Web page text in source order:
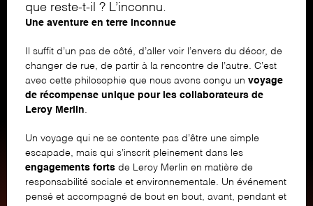
que reste-t-il ? L’inconnu.
Une aventure en terre inconnue
Il suffit d’un pas de côté, d’aller voir l’envers du décor, de
changer de rue, de partir à la rencontre de l’autre. C’est
avec cette philosophie que nous avons conçu un voyage
de récompense unique pour les collaborateurs de
Leroy Merlin.
Un voyage qui ne se contente pas d’être une simple
escapade, mais qui s’inscrit pleinement dans les
engagements forts de Leroy Merlin en matière de
responsabilité sociale et environnementale. Un événement
pensé et accompagné de bout en bout, avant, pendant et